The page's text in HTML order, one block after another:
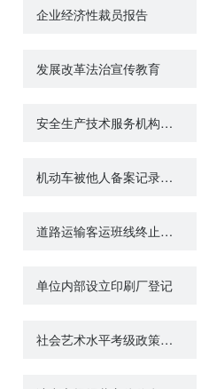
企业经济性裁员报告
发展改革法治宣传教育
安全生产技术服务机构查询
机动车被他人备案记录查询
道路运输客运班线终止营运
单位内部设立印刷厂登记
社会艺术水平考级政策咨询